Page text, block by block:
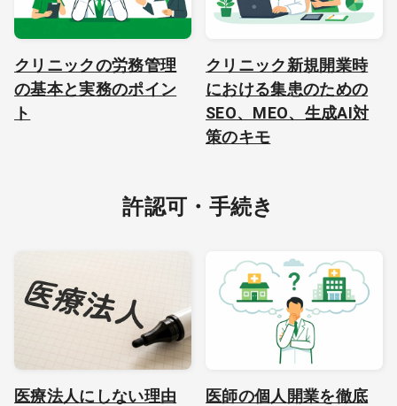
クリニックの労務管理
の基本と実務のポイン
ト
クリニック新規開業時
における集患のための
SEO、MEO、生成AI対
策のキモ
許認可・手続き
医療法人にしない理由
医師の個人開業を徹底